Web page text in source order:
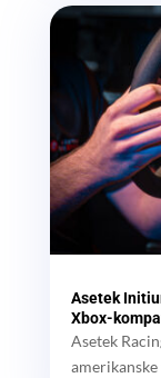
Asetek
Xbox-
Asetek